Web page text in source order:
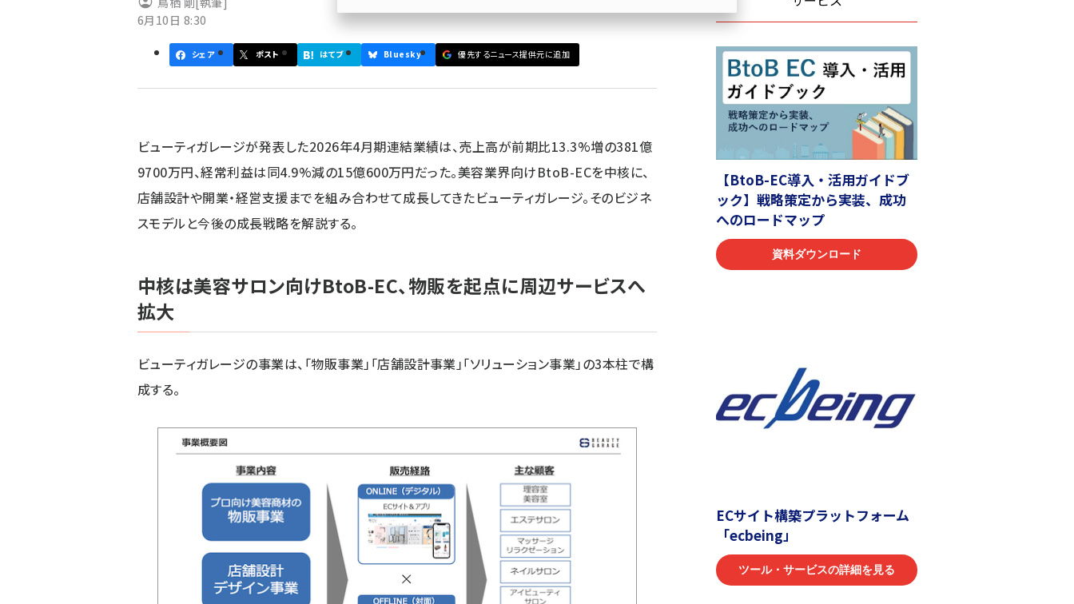
6月10日 8:30
シェア ポスト はてブ Bluesky 優先するニュース提供元に追加
ビューティガレージが発表した2026年4月期連結業績は、売上高が前期比13.3%増の381億
9700万円、経常利益は同4.9%減の15億600万円だった。美容業界向けBtoB-ECを中核に、
店舗設計や開業・経営支援までを組み合わせて成長してきたビューティガレージ。そのビジネ
スモデルと今後の成長戦略を解説する。
中核は美容サロン向けBtoB-EC、物販を起点に周辺サービスへ
拡大
ビューティガレージの事業は、「物販事業」「店舗設計事業」「ソリューション事業」の3本柱で構
成する。
参加登録はこちら↑